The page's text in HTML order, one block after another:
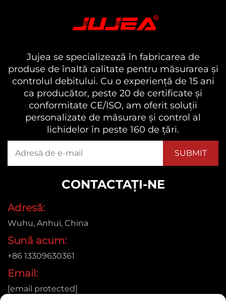
Jujea se specializează în fabricarea de
produse de înaltă calitate pentru măsurarea și
controlul debitului. Cu o experiență de 15 ani
ca producător, peste 20 de certificate și
conformitate CE/ISO, am oferit soluții
personalizate de măsurare și control al
lichidelor în peste 160 de țări.
CONTACTAȚI-NE
Adresă:
Wuhu, Anhui, China
Sună acum:
+86 13309630361
Email:
[email protected]